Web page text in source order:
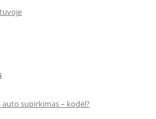
supirkimas – kodėl?